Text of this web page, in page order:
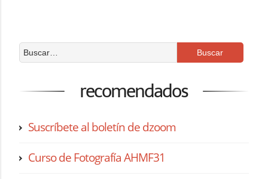
recomendados
Suscríbete al boletín de dzoom
Curso de Fotografía AHMF31